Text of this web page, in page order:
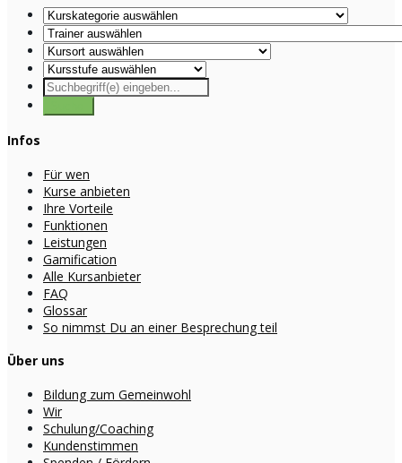
Infos
Für wen
Kurse anbieten
Ihre Vorteile
Funktionen
Leistungen
Gamification
Alle Kursanbieter
FAQ
Glossar
So nimmst Du an einer Besprechung teil
Über uns
Bildung zum Gemeinwohl
Wir
Schulung/Coaching
Kundenstimmen